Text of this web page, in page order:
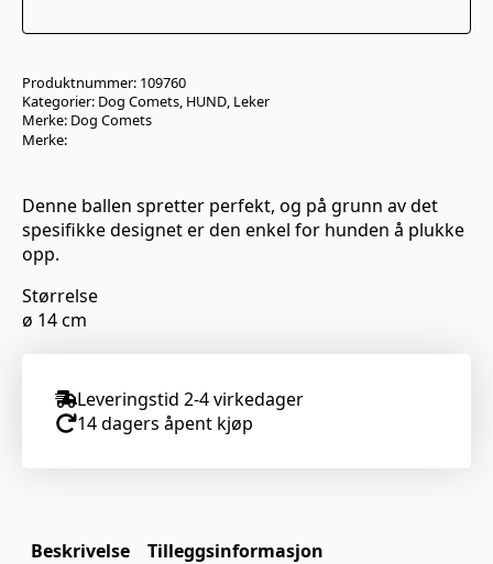
Produktnummer: 109760
Kategorier: Dog Comets HUND Leker
Merke: Dog Comets
Merke:
Denne ballen spretter perfekt, og på grunn av det
spesifikke designet er den enkel for hunden å plukke
opp.
Størrelse
ø 14 cm
Leveringstid 2-4 virkedager
14 dagers åpent kjøp
Beskrivelse Tilleggsinformasjon